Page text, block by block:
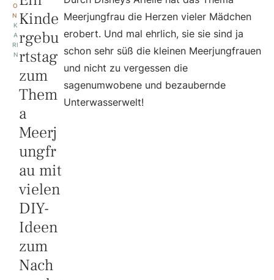
O
N
K
A
RI
N
Kinde
rgebu
rtstag
zum
Them
a
Meerj
ungfr
au mit
vielen
DIY-
Ideen
zum
Nach
Meerjungfrau die Herzen vieler Mädchen
erobert. Und mal ehrlich, sie sie sind ja
schon sehr süß die kleinen Meerjungfrauen
und nicht zu vergessen die
sagenumwobene und bezaubernde
Unterwasserwelt!